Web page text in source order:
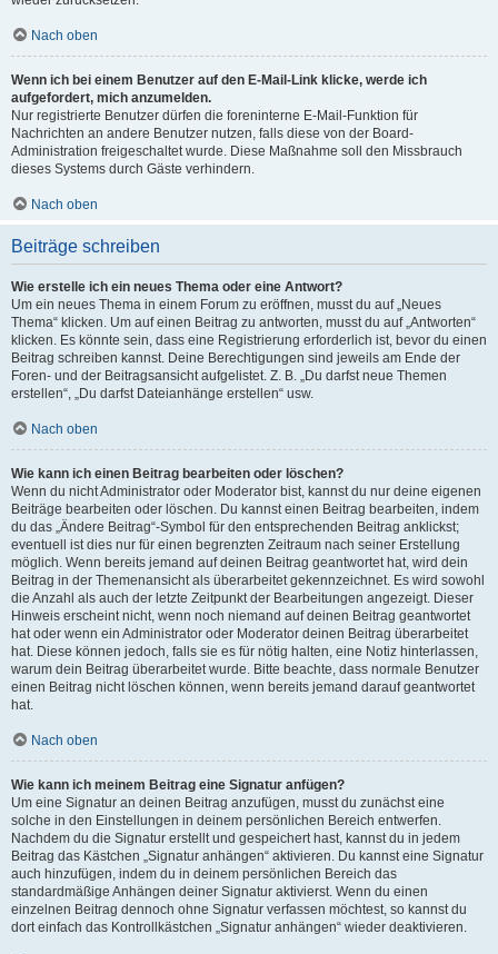
Nach oben
Wenn ich bei einem Benutzer auf den E-Mail-Link klicke, werde ich
aufgefordert, mich anzumelden.
Nur registrierte Benutzer dürfen die foreninterne E-Mail-Funktion für
Nachrichten an andere Benutzer nutzen, falls diese von der Board-
Administration freigeschaltet wurde. Diese Maßnahme soll den Missbrauch
dieses Systems durch Gäste verhindern.
Nach oben
Beiträge schreiben
Wie erstelle ich ein neues Thema oder eine Antwort?
Um ein neues Thema in einem Forum zu eröffnen, musst du auf „Neues
Thema“ klicken. Um auf einen Beitrag zu antworten, musst du auf „Antworten“
klicken. Es könnte sein, dass eine Registrierung erforderlich ist, bevor du einen
Beitrag schreiben kannst. Deine Berechtigungen sind jeweils am Ende der
Foren- und der Beitragsansicht aufgelistet. Z. B. „Du darfst neue Themen
erstellen“, „Du darfst Dateianhänge erstellen“ usw.
Nach oben
Wie kann ich einen Beitrag bearbeiten oder löschen?
Wenn du nicht Administrator oder Moderator bist, kannst du nur deine eigenen
Beiträge bearbeiten oder löschen. Du kannst einen Beitrag bearbeiten, indem
du das „Ändere Beitrag“-Symbol für den entsprechenden Beitrag anklickst;
eventuell ist dies nur für einen begrenzten Zeitraum nach seiner Erstellung
möglich. Wenn bereits jemand auf deinen Beitrag geantwortet hat, wird dein
Beitrag in der Themenansicht als überarbeitet gekennzeichnet. Es wird sowohl
die Anzahl als auch der letzte Zeitpunkt der Bearbeitungen angezeigt. Dieser
Hinweis erscheint nicht, wenn noch niemand auf deinen Beitrag geantwortet
hat oder wenn ein Administrator oder Moderator deinen Beitrag überarbeitet
hat. Diese können jedoch, falls sie es für nötig halten, eine Notiz hinterlassen,
warum dein Beitrag überarbeitet wurde. Bitte beachte, dass normale Benutzer
einen Beitrag nicht löschen können, wenn bereits jemand darauf geantwortet
hat.
Nach oben
Wie kann ich meinem Beitrag eine Signatur anfügen?
Um eine Signatur an deinen Beitrag anzufügen, musst du zunächst eine
solche in den Einstellungen in deinem persönlichen Bereich entwerfen.
Nachdem du die Signatur erstellt und gespeichert hast, kannst du in jedem
Beitrag das Kästchen „Signatur anhängen“ aktivieren. Du kannst eine Signatur
auch hinzufügen, indem du in deinem persönlichen Bereich das
standardmäßige Anhängen deiner Signatur aktivierst. Wenn du einen
einzelnen Beitrag dennoch ohne Signatur verfassen möchtest, so kannst du
dort einfach das Kontrollkästchen „Signatur anhängen“ wieder deaktivieren.